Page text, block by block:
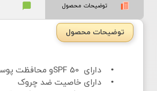
توضیحات محصول
توضیحات محصول
• دارای SPF 50و محافظت پوست در برابر اشعه هایUVA و UVB
• دارای خاصیت ضد چروک